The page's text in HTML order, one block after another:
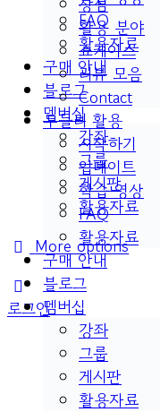
FAQ
활용자료
구매 안내
블로그
멤버십
강좌
그룹
게시판
활용자료
More options
로그인
활용 분야
쇼케이스
리뷰 모음
Contact
두들리 활용
시작하기
업데이트
학습 영상
FAQ
활용자료
구매 안내
블로그
멤버십
강좌
그룹
게시판
활용자료